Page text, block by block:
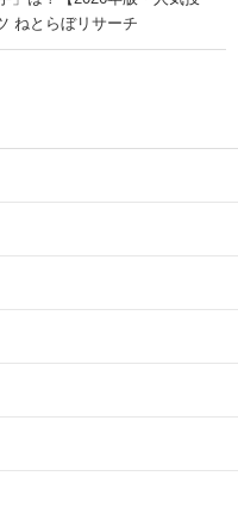
ねとらぼリサーチ